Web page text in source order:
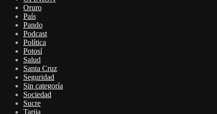
Oruro
País
Pando
Podcast
Política
Potosí
Salud
Santa Cruz
Seguridad
Sin categoría
Sociedad
Sucre
Tarija